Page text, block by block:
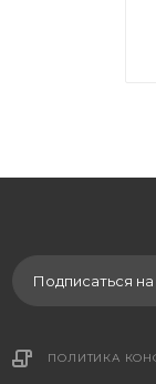
Подписаться
ПОЛИТИКА